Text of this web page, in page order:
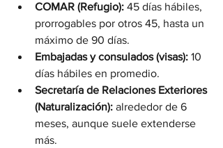
COMAR (Refugio): 45 días hábiles,
prorrogables por otros 45, hasta un
máximo de 90 días.
Embajadas y consulados (visas): 10
días hábiles en promedio.
Secretaría de Relaciones Exteriores
(Naturalización): alrededor de 6
meses, aunque suele extenderse
más.